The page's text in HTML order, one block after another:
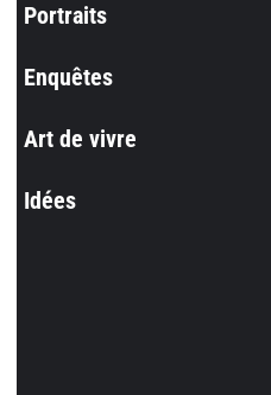
Portraits
Enquêtes
Art de vivre
Idées